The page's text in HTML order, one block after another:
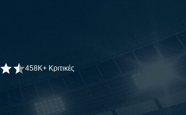
458K+ Κριτικές